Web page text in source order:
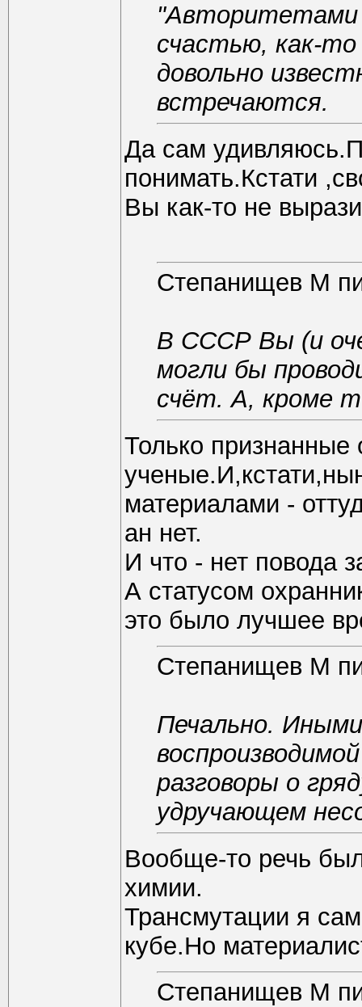
"Авторитетами
счастью, как-
довольно
встречаются.
Да сам
понимать.Кстати
Вы как-то не
Степанищев М
В СССР Вы (и
могли бы
счёт. А, кроме
Только
материалами -
ан нет.
И что - нет повода
А статусом
это было лучшее
Степанищев М
Печально.
разговоры о
удручающем
Вообще-то речь
химии.
Трансмутации я
кубе.Но
Степанищев М